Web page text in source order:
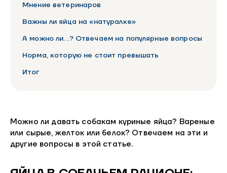
Мнение ветеринаров
Важны ли яйца на «натуралке»
А можно ли…? Отвечаем на популярные вопросы
Норма, которую не стоит превышать
Итог
Можно ли давать собакам куриные яйца? Вареные
или сырые, желток или белок? Отвечаем на эти и
другие вопросы в этой статье.